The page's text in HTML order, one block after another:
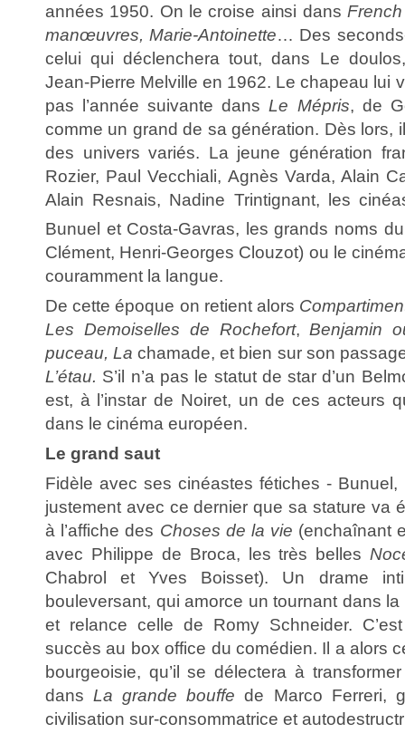
années 1950. On le croise ainsi dans
manœuvres, Marie-Antoinette… Des
celui qui déclenchera tout, dans Le
Jean-Pierre Melville en 1962. Le chapeau lui
pas l’année suivante dansLe Mépris, de
comme un grand de sa génération. Dès lors,
des univers variés. La jeune génération
Rozier, Paul Vecchiali, Agnès Varda, Alain
Alain Resnais, Nadine Trintignant, les
Bunuel et Costa-Gavras, les grands noms
Clément, Henri-Georges Clouzot) ou le
couramment la langue.
De cette époque on retient alors
Les Demoiselles de Rochefort,Benjamin
puceau, Lachamade, et bien sur son
L’étau. S’il n’a pas le statut de star d’un
est, à l’instar de Noiret, un de ces acteurs
dans le cinéma européen.
Le grand saut
Fidèle avec ses cinéastes fétiches - Bunuel,
justement avec ce dernier que sa stature va
à l’affiche des Choses de la vie (enchaînant
avec Philippe de Broca, les très belles
Chabrol et Yves Boisset). Un drame
bouleversant, qui amorce un tournant dans
et relance celle de Romy Schneider.
succès au box office du comédien. Il a alors
bourgeoisie, qu’il se délectera à
dansLa grande bouffe de Marco Ferreri,
civilisation sur-consommatrice et